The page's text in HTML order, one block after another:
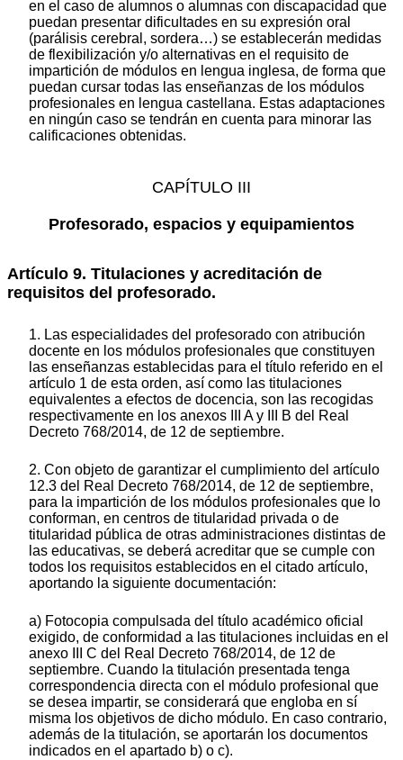
en el caso de alumnos o alumnas con discapacidad que
puedan presentar dificultades en su expresión oral
(parálisis cerebral, sordera…) se establecerán medidas
de flexibilización y/o alternativas en el requisito de
impartición de módulos en lengua inglesa, de forma que
puedan cursar todas las enseñanzas de los módulos
profesionales en lengua castellana. Estas adaptaciones
en ningún caso se tendrán en cuenta para minorar las
calificaciones obtenidas.
CAPÍTULO III
Profesorado, espacios y equipamientos
Artículo 9. Titulaciones y acreditación de
requisitos del profesorado.
1. Las especialidades del profesorado con atribución
docente en los módulos profesionales que constituyen
las enseñanzas establecidas para el título referido en el
artículo 1 de esta orden, así como las titulaciones
equivalentes a efectos de docencia, son las recogidas
respectivamente en los anexos III A y III B del Real
Decreto 768/2014, de 12 de septiembre.
2. Con objeto de garantizar el cumplimiento del artículo
12.3 del Real Decreto 768/2014, de 12 de septiembre,
para la impartición de los módulos profesionales que lo
conforman, en centros de titularidad privada o de
titularidad pública de otras administraciones distintas de
las educativas, se deberá acreditar que se cumple con
todos los requisitos establecidos en el citado artículo,
aportando la siguiente documentación:
a) Fotocopia compulsada del título académico oficial
exigido, de conformidad a las titulaciones incluidas en el
anexo III C del Real Decreto 768/2014, de 12 de
septiembre. Cuando la titulación presentada tenga
correspondencia directa con el módulo profesional que
se desea impartir, se considerará que engloba en sí
misma los objetivos de dicho módulo. En caso contrario,
además de la titulación, se aportarán los documentos
indicados en el apartado b) o c).